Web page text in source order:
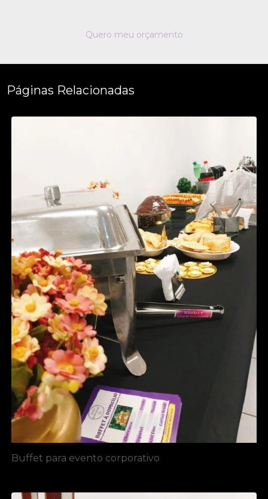
Quero meu orçamento
Páginas Relacionadas
Buffet para evento corporativo